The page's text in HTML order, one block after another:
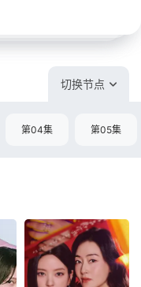
切换节点
第04集 第05集